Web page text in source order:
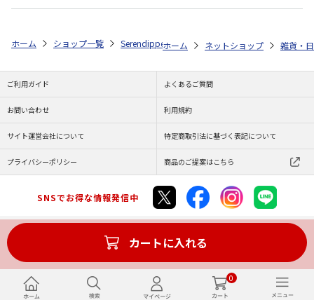
0
カートに入れる
ホーム ショップ一覧 Serendipper KUSU HANDMADE エコブロッ
ホーム ネットショップ 雑貨・
ご利用ガイド よくあるご質問
お問い合わせ 利用規約
サイト運営会社について 特定商取引法に基づく表記について
プライバシーポリシー 商品のご提案はこちら
SNSでお得な情報発信中
Copyright (C) JAPAN POST Co.,Ltd. All Rights Reserved.